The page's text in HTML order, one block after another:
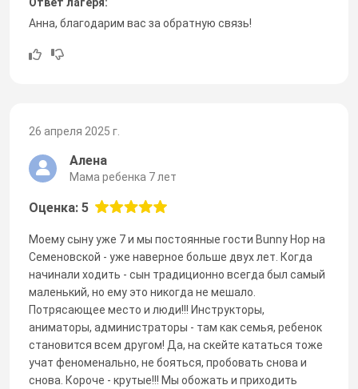
Анна, благодарим вас за обратную связь!
26 апреля 2025 г.
Алена
Мама ребенка 7 лет
Оценка: 5
Моему сыну уже 7 и мы постоянные гости Bunny Hop на
Семеновской - уже наверное больше двух лет. Когда
начинали ходить - сын традиционно всегда был самый
маленький, но ему это никогда не мешало.
Потрясающее место и люди!!! Инструкторы,
аниматоры, администраторы - там как семья, ребенок
становится всем другом! Да, на скейте кататься тоже
учат феноменально, не бояться, пробовать снова и
снова. Короче - крутые!!! Мы обожать и приходить